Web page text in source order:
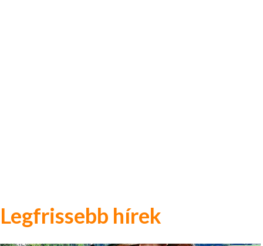
Legfrissebb hírek